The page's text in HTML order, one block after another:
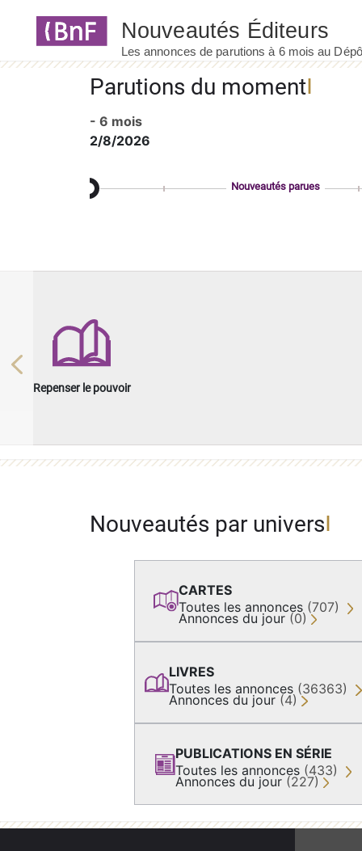
Parutions du moment
- 6 mois
2/8/2026
Nouveautés parues
Repenser le pouvoir
Previous
Nouveautés par univers
CARTES
Toutes les annonces (707)
Annonces du jour (0)
LIVRES
Toutes les annonces (36363)
Annonces du jour (4)
PUBLICATIONS EN SÉRIE
Toutes les annonces (433)
Annonces du jour (227)